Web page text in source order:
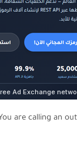
You are calling an